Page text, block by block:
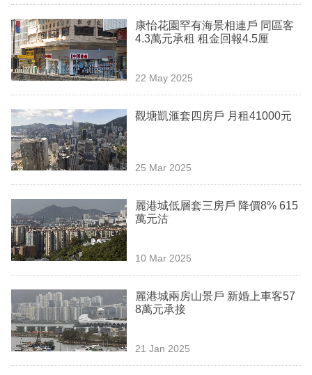
樓
市
理
業
科
技
職
場
生
時
事
康怡花園罕有海景相連戶 同區客
4.3萬元承租 租金回報4.5厘
22 May 2025
觀塘凱滙套四房戶 月租41000元
25 Mar 2025
麗港城低層套三房戶 降價8% 615
萬元沽
10 Mar 2025
麗港城兩房山景戶 新婚上車客57
8萬元承接
21 Jan 2025